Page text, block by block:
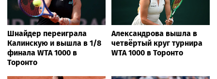
Шнайдер переиграла
Калинскую и вышла в 1/8
финала WTA 1000 в
Торонто
Александрова вышла в
четвёртый круг турнира
WTA 1000 в Торонто